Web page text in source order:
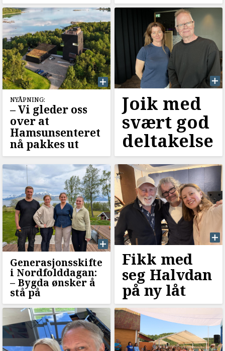
NYÅPNING:
–⁠ Vi gleder oss
over at
Hamsunsenteret
nå pakkes ut
Joik med
svært god
deltakelse
Generasjonsskifte
i Nordfolddagan:
–⁠ Bygda ønsker å
stå på
Fikk med
seg Halvdan
på ny låt